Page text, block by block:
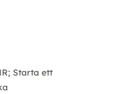
Starta ett